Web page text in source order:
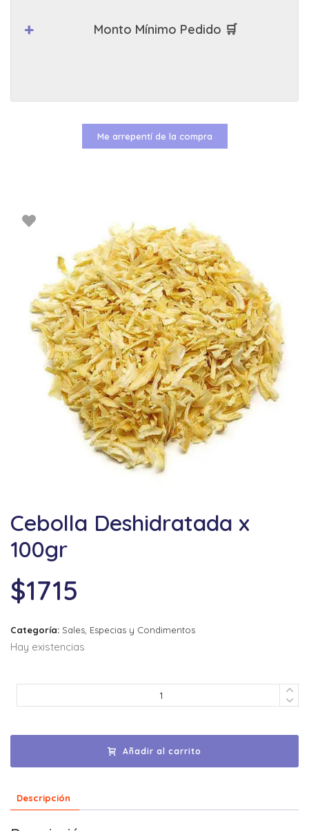
Cebolla Deshidratada x
100gr
$1715
Categoría: Sales, Especias y Condimentos
Hay existencias
Añadir al carrito
Descripción
Monto Mínimo Pedido 🛒
Me arrepentí de la compra